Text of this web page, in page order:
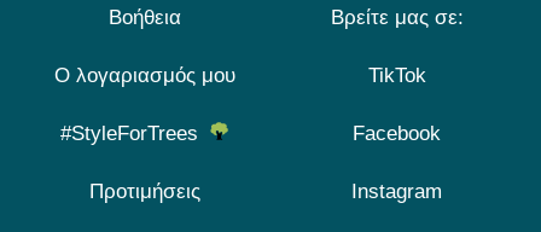
Βοήθεια
Ο λογαριασμός μου
#StyleForTrees
Προτιμήσεις
Βρείτε μας σε:
TikTok
Facebook
Instagram